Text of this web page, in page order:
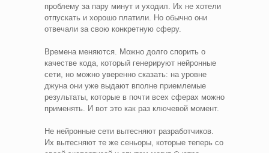
проблему за пару минут и уходил. Их не хотели
отпускать и хорошо платили. Но обычно они
отвечали за свою конкретную сферу.
Времена меняются. Можно долго спорить о
качестве кода, который генерируют нейронные
сети, но можно уверенно сказать: на уровне
джуна они уже выдают вполне приемлемые
результаты, которые в почти всех сферах можно
применять. И вот это как раз ключевой момент.
Не нейронные сети вытесняют разработчиков.
Их вытесняют те же сеньоры, которые теперь со